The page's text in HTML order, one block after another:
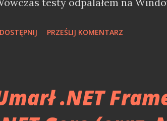
i Linuxie. Mimo, iż Mono
PRZEŚLIJ KOMENTARZ
.NET